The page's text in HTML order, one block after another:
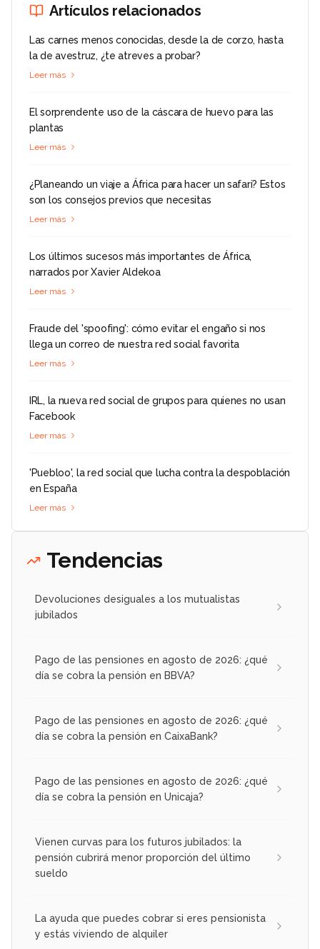
Artículos relacionados
Las carnes menos conocidas, desde la de corzo, hasta
la de avestruz, ¿te atreves a probar?
Leer más
El sorprendente uso de la cáscara de huevo para las
plantas
Leer más
¿Planeando un viaje a África para hacer un safari? Estos
son los consejos previos que necesitas
Leer más
Los últimos sucesos más importantes de África,
narrados por Xavier Aldekoa
Leer más
Fraude del 'spoofing': cómo evitar el engaño si nos
llega un correo de nuestra red social favorita
Leer más
IRL, la nueva red social de grupos para quienes no usan
Facebook
Leer más
'Puebloo', la red social que lucha contra la despoblación
en España
Leer más
Tendencias
Devoluciones desiguales a los mutualistas
jubilados
Pago de las pensiones en agosto de 2026: ¿qué
día se cobra la pensión en BBVA?
Pago de las pensiones en agosto de 2026: ¿qué
día se cobra la pensión en CaixaBank?
Pago de las pensiones en agosto de 2026: ¿qué
día se cobra la pensión en Unicaja?
Vienen curvas para los futuros jubilados: la
pensión cubrirá menor proporción del último
sueldo
La ayuda que puedes cobrar si eres pensionista
y estás viviendo de alquiler